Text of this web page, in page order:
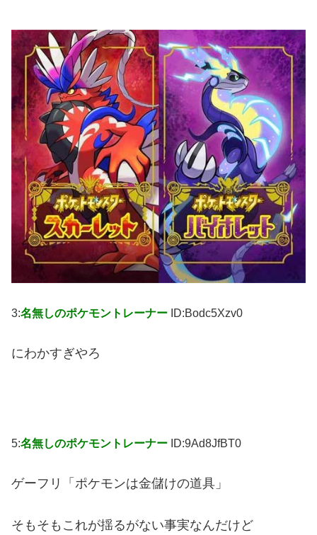
3:名無しのポケモントレーナー ID:Bodc5Xzv0
にわかすぎやろ
5:名無しのポケモントレーナー ID:9Ad8JfBT0
ゲーフリ「ポケモンは金儲けの道具」
そもそもこれが揺るがない事実なんだけど